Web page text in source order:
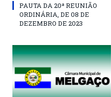
PAUTA DA 20ª REUNIÃO
ORDINÁRIA, DE 08 DE
DEZEMBRO DE 2023